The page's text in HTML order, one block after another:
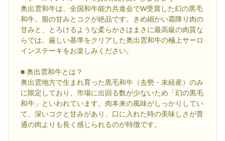
奥出雲和牛は、全国和牛能力共進会でW受賞した幻の黒毛
和牛。脂の甘みとコクが絶品です。きめ細かい霜降り肉の
甘みと、とろけるような柔らかさはまさに最高級の肉質な
らでは。厳しい基準をクリアした奥出雲和牛の極上サーロ
インステーキをお楽しみください。
■ 奥出雲和牛とは？
奥出雲地方で生まれ育った黒毛和牛（去勢・未経産）のみ
に限定しており、市場に出回る数が少ないため「幻の黒毛
和牛」といわれています。肉本来の風味がしっかりしてい
て、深いコクと甘みがあり、口に入れた時の美味しさが普
通の肉よりも長く感じられるのが特徴です。